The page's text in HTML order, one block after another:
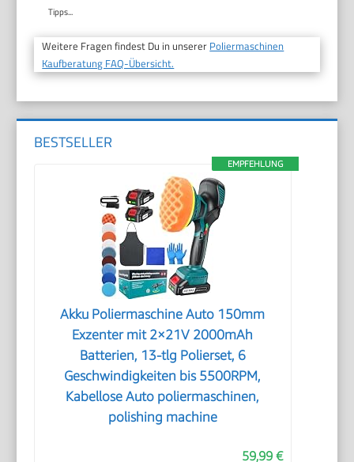
Tipps...
Weitere Fragen findest Du in unserer Poliermaschinen
Kaufberatung FAQ-Übersicht.
BESTSELLER
EMPFEHLUNG
Akku Poliermaschine Auto 150mm
Exzenter mit 2×21V 2000mAh
Batterien, 13-tlg Polierset, 6
Geschwindigkeiten bis 5500RPM,
Kabellose Auto poliermaschinen,
polishing machine
59,99 €